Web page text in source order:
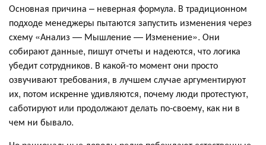
Основная причина – неверная формула. В традиционном
подходе менеджеры пытаются запустить изменения через
схему «Анализ — Мышление — Изменение». Они
собирают данные, пишут отчеты и надеются, что логика
убедит сотрудников. В какой-то момент они просто
озвучивают требования, в лучшем случае аргументируют
их, потом искренне удивляются, почему люди протестуют,
саботируют или продолжают делать по-своему, как ни в
чем ни бывало.